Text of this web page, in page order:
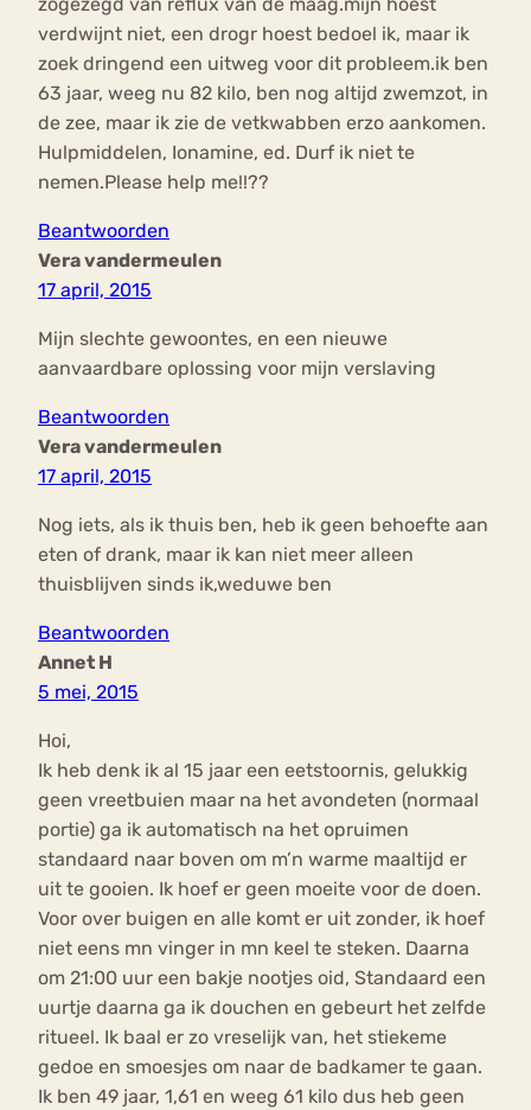
verdwijnt niet, een drogr hoest bedoel ik, maar ik
zoek dringend een uitweg voor dit probleem.ik ben
63 jaar, weeg nu 82 kilo, ben nog altijd zwemzot, in
de zee, maar ik zie de vetkwabben erzo aankomen.
Hulpmiddelen, Ionamine, ed. Durf ik niet te
nemen.Please help me!!??
Beantwoorden
Vera vandermeulen
17 april, 2015
Mijn slechte gewoontes, en een nieuwe
aanvaardbare oplossing voor mijn verslaving
Beantwoorden
Vera vandermeulen
17 april, 2015
Nog iets, als ik thuis ben, heb ik geen behoefte aan
eten of drank, maar ik kan niet meer alleen
thuisblijven sinds ik,weduwe ben
Beantwoorden
Annet H
5 mei, 2015
Hoi,
Ik heb denk ik al 15 jaar een eetstoornis, gelukkig
geen vreetbuien maar na het avondeten (normaal
portie) ga ik automatisch na het opruimen
standaard naar boven om m’n warme maaltijd er
uit te gooien. Ik hoef er geen moeite voor de doen.
Voor over buigen en alle komt er uit zonder, ik hoef
niet eens mn vinger in mn keel te steken. Daarna
om 21:00 uur een bakje nootjes oid, Standaard een
uurtje daarna ga ik douchen en gebeurt het zelfde
ritueel. Ik baal er zo vreselijk van, het stiekeme
gedoe en smoesjes om naar de badkamer te gaan.
Ik ben 49 jaar, 1,61 en weeg 61 kilo dus heb geen